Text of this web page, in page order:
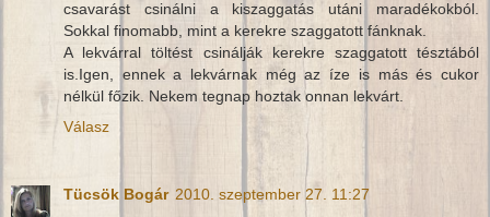
csavarást csinálni a kiszaggatás utáni maradékokból.
Sokkal finomabb, mint a kerekre szaggatott fánknak.
A lekvárral töltést csinálják kerekre szaggatott tésztából
is.Igen, ennek a lekvárnak még az íze is más és cukor
nélkül főzik. Nekem tegnap hoztak onnan lekvárt.
Válasz
Tücsök Bogár 2010. szeptember 27. 11:27